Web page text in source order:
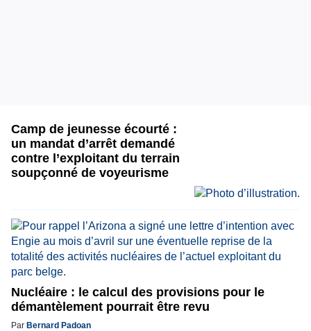
Camp de jeunesse écourté :
un mandat d’arrêt demandé
contre l’exploitant du terrain
soupçonné de voyeurisme
Nucléaire : le calcul des provisions pour le
démantèlement pourrait être revu
Par Bernard Padoan